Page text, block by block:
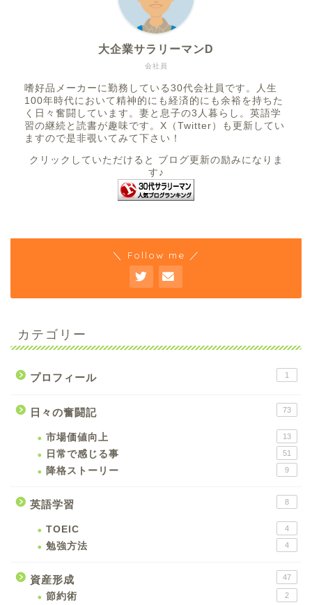
会社員
大企業サラリーマンD
嗜好品メーカーに勤務している30代会社員です。人生
100年時代において精神的にも経済的にも余裕を持ちた
く日々奮闘しています。妻と息子の3人暮らし。英語学
習の継続と読書が趣味です。X（Twitter）も更新してい
ますので是非覗いてみて下さい！
クリックしていただけると ブログ更新の励みになりま
す♪
＼ Follow me ／
カテゴリー
プロフィール 1
日々の奮闘記 73
市場価値向上 13
日常で感じる事 51
降格ストーリー 9
英語学習 8
TOEIC 4
勉強方法 4
資産形成 47
節約術 2